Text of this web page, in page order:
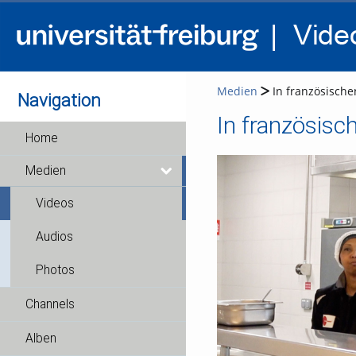
Navigation
Home
Medien
Videos
Audios
Photos
Channels
Alben
Medien In
In